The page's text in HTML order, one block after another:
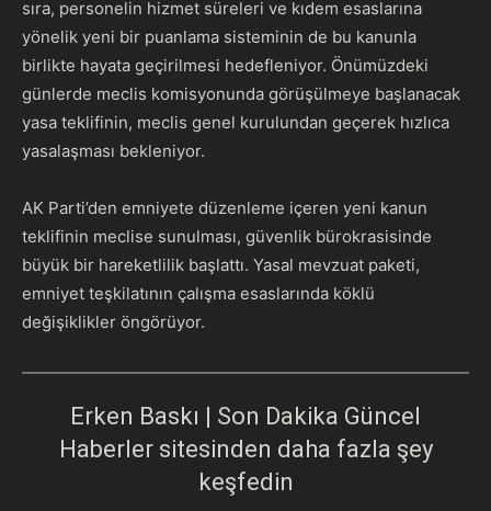
sıra, personelin hizmet süreleri ve kıdem esaslarına
yönelik yeni bir puanlama sisteminin de bu kanunla
birlikte hayata geçirilmesi hedefleniyor. Önümüzdeki
günlerde meclis komisyonunda görüşülmeye başlanacak
yasa teklifinin, meclis genel kurulundan geçerek hızlıca
yasalaşması bekleniyor.
​AK Parti’den emniyete düzenleme içeren yeni kanun
teklifinin meclise sunulması, güvenlik bürokrasisinde
büyük bir hareketlilik başlattı. Yasal mevzuat paketi,
emniyet teşkilatının çalışma esaslarında köklü
değişiklikler öngörüyor.
Erken Baskı | Son Dakika Güncel
Haberler sitesinden daha fazla şey
keşfedin